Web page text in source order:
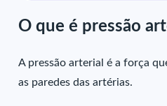
O que é pressão
A pressão arterial é a força
as paredes das artérias.